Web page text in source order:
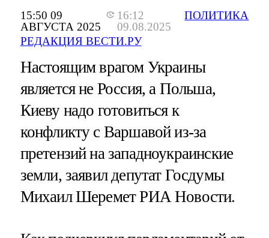
15:50 09
АВГУСТА 2025
16:12
09.08.2025
РЕДАКЦИЯ ВЕСТИ.РУ
ПОЛИТИКА
Настоящим врагом Украины
является не Россия, а Польша,
Киеву надо готовиться к
конфликту с Варшавой из-за
претензий на западноукраинские
земли, заявил депутат Госдумы
Михаил Шеремет РИА Новости.